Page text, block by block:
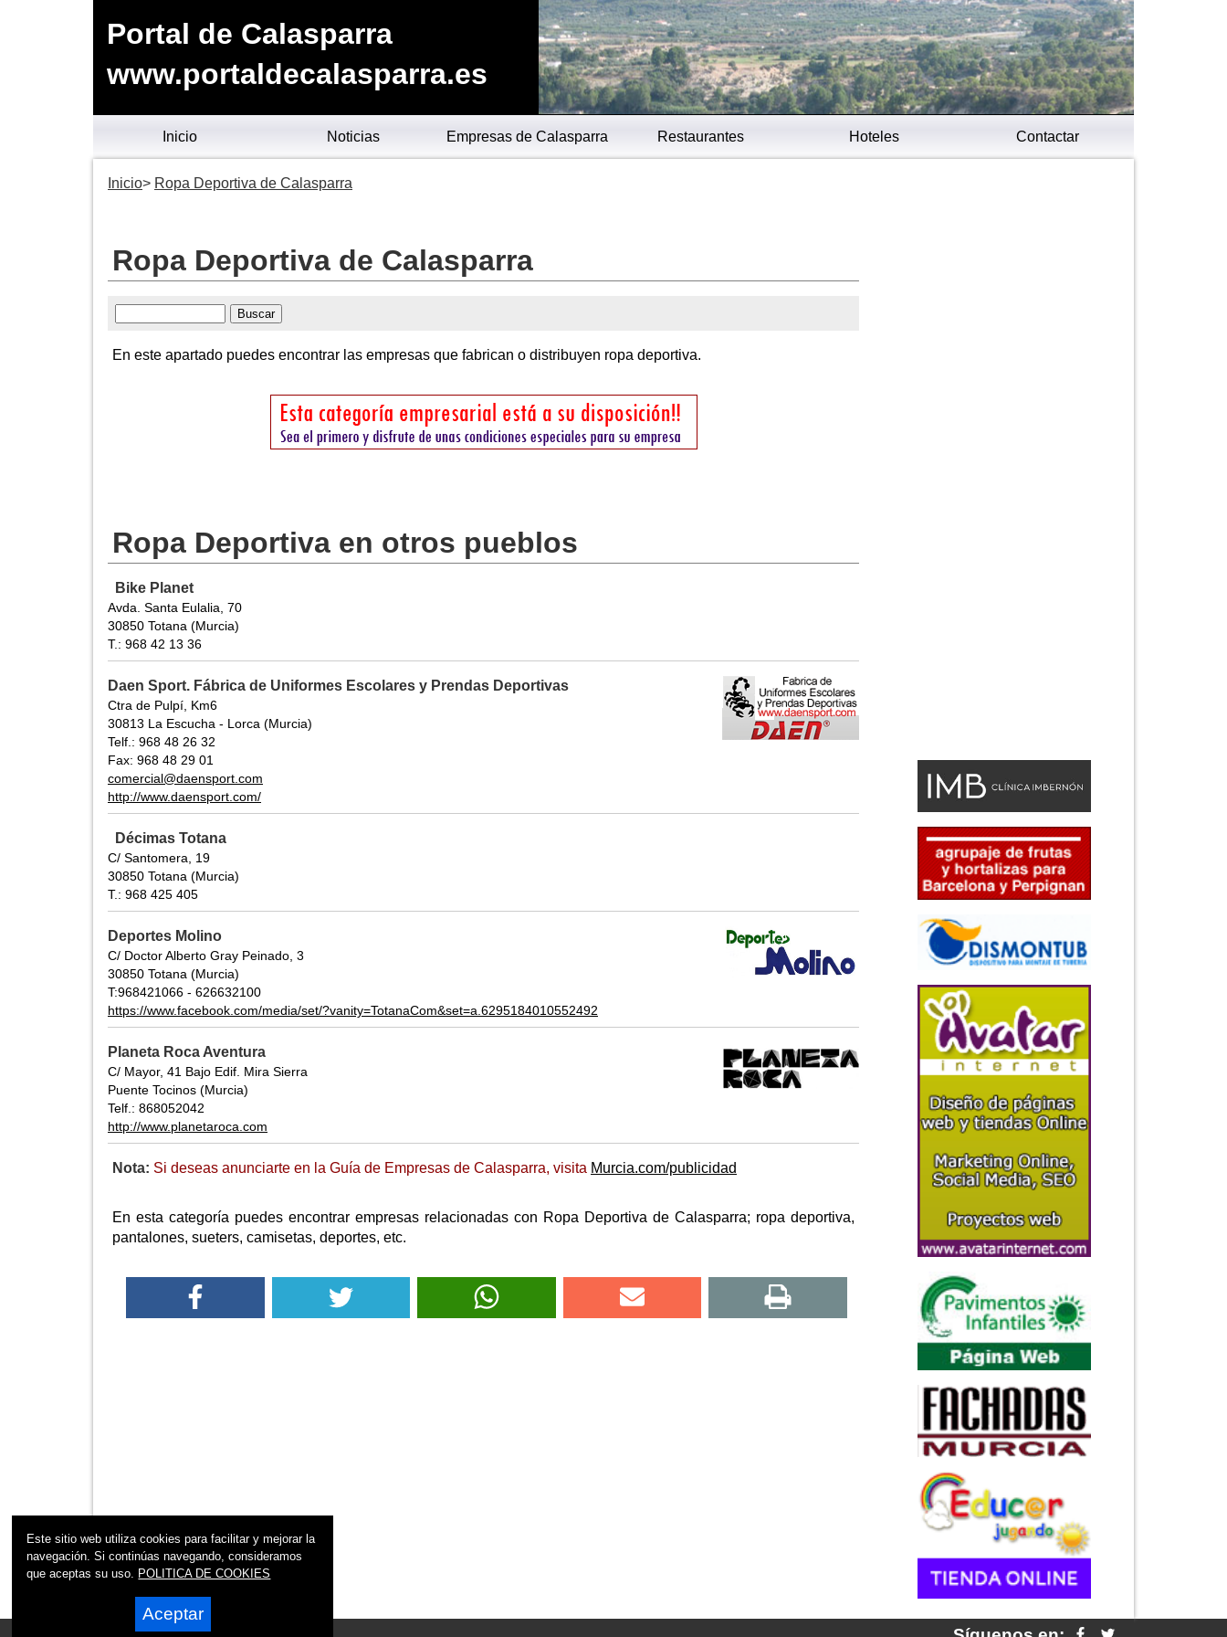
Portal de Calasparra
www.portaldecalasparra.es
Inicio Noticias Empresas de Calasparra Restaurantes Hoteles Contactar
Inicio Ropa Deportiva de Calasparra
Ropa Deportiva de Calasparra
En este apartado puedes encontrar las empresas que fabrican o distribuyen ropa deportiva.
Ropa Deportiva en otros pueblos
Bike Planet
Avda. Santa Eulalia, 70
30850 Totana (Murcia)
T.: 968 42 13 36
Daen Sport. Fábrica de Uniformes Escolares y Prendas Deportivas
Ctra de Pulpí, Km6
30813 La Escucha - Lorca (Murcia)
Telf.: 968 48 26 32
Fax: 968 48 29 01
comercial@daensport.com
http://www.daensport.com/
Décimas Totana
C/ Santomera, 19
30850 Totana (Murcia)
T.: 968 425 405
Deportes Molino
C/ Doctor Alberto Gray Peinado, 3
30850 Totana (Murcia)
T:968421066 - 626632100
https://www.facebook.com/media/set/?vanity=TotanaCom&set=a.6295184010552492
Planeta Roca Aventura
C/ Mayor, 41 Bajo Edif. Mira Sierra
Puente Tocinos (Murcia)
Telf.: 868052042
http://www.planetaroca.com
Nota: Si deseas anunciarte en la Guía de Empresas de Calasparra, visita Murcia.com/publicidad
En esta categoría puedes encontrar empresas relacionadas con Ropa Deportiva de Calasparra; ropa deportiva,
pantalones, sueters, camisetas, deportes, etc.
Este sitio web utiliza cookies para facilitar y mejorar la
navegación. Si continúas navegando, consideramos
que aceptas su uso. POLITICA DE COOKIES
Aceptar